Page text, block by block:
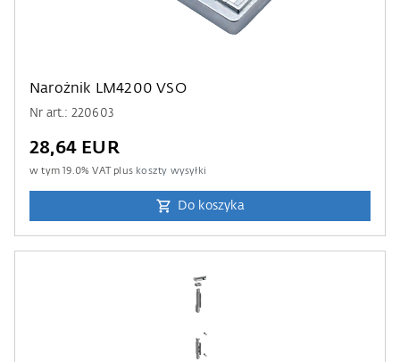
Narożnik LM4200 VSO
Nr art.: 220603
28,64 EUR
w tym19.0% VAT plus koszty wysyłki
Do koszyka